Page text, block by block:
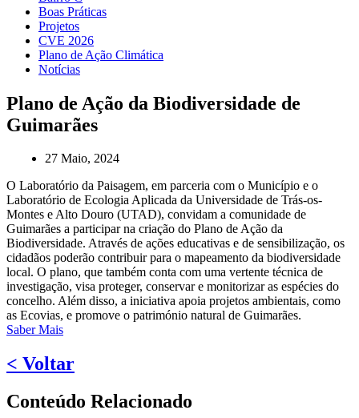
Boas Práticas
Projetos
CVE 2026
Plano de Ação Climática
Notícias
Plano de Ação da Biodiversidade de
Guimarães
27 Maio, 2024
O Laboratório da Paisagem, em parceria com o Município e o
Laboratório de Ecologia Aplicada da Universidade de Trás-os-
Montes e Alto Douro (UTAD), convidam a comunidade de
Guimarães a participar na criação do Plano de Ação da
Biodiversidade. Através de ações educativas e de sensibilização, os
cidadãos poderão contribuir para o mapeamento da biodiversidade
local. O plano, que também conta com uma vertente técnica de
investigação, visa proteger, conservar e monitorizar as espécies do
concelho. Além disso, a iniciativa apoia projetos ambientais, como
as Ecovias, e promove o património natural de Guimarães.
Saber Mais
< Voltar
Conteúdo Relacionado